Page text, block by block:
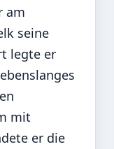
am
seine
legte er
mit
er die